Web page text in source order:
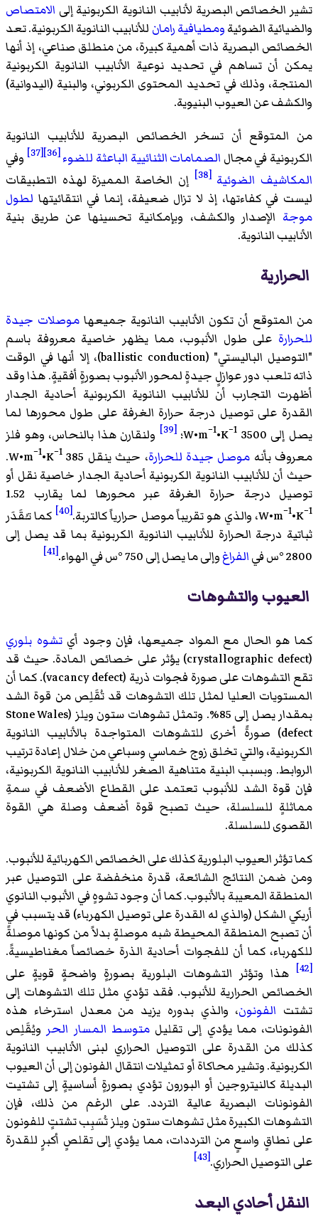
تشير الخصائص البصرية لأنابيب النانوية الكربونية إلى الامتصاص
والضيائية الضوئيةومطيافية رامان للأنابيب النانوية الكربونية. تعد
الخصائص البصرية ذات أهمية كبيرة، من منطلق صناعي، إذ أنها
يمكن أن تساهم في تحديد نوعية الأنابيب النانوية الكربونية
المنتجة، وذلك في تحديد المحتوى الكربوني، والبنية (اليدوانية)
والكشف عن العيوب البنيوية.
من المتوقع أن تسخر الخصائص البصرية للأنابيب النانوية
الكربونية في مجال الصمامات الثنائيية الباعثة للضوء [36]
[37]
وفي
المكاشيف الضوئية [38]
إن الخاصة المميزة لهذه التطبيقات
ليست في كفاءتها، إذ لا تزال ضعيفة، إنما في انتقائيتها لطول
موجة الإصدار والكشف، وبإمكانية تحسينها عن طريق بنية
الأنابيب النانوية.
الحرارية
من المتوقع أن تكون الأنابيب النانوية جميعها موصلات جيدة
للحرارة على طول الأنبوب، مما يظهر خاصية معروفة باسم
"التوصيل الباليستي" (
ballistic conduction)‏، إلا أنها في الوقت
ذاته تلعب دور عوازلٍ جيدةٍ لمحور الأنبوب بصورةٍ أفقيةٍ. هذا وقد
أظهرت التجارب أن للأنابيب النانوية الكربونية أحادية الجدار
القدرة على توصيل درجة حرارة الغرفة على طول محورها لما
يصل إلى 3500 W•m
−1•K−1 ؛[39]
ولنقارن هذا بالنحاس، وهو فلز
معروف بأنه موصل جيدة للحرارة، حيث ينقل 385 W•m −1•K−1
.
حيث أن للأنابيب النانوية الكربونية أحادية الجدار خاصية نقل أو
توصيل درجة حرارة الغرفة عبر محورها لما يقارب 1.52
W•m−1•K−1 ، والذي هو تقريباً موصل حرارياً كالتربة.[40]
كما تـُقَدَر
ثباتية درجة الحرارة للأنابيب النانوية الكربونية بما قد يصل إلى
2800 °س في
الفراغوإلى ما يصل إلى 750 °س في الهواء. [41]
العيوب والتشوهات
كما هو الحال مع المواد جميعها، فإن وجود أيتشوه بلوري
(
crystallographic defect)‏ يؤثر على خصائص المادة. حيث قد
تقع التشوهات على صورة فجوات ذرية (
vacancy defect)‏. كما أن
المستويات العليا لمثل تلك التشوهات قد تُقَلِص من قوة الشد
بمقدار يصل إلى 85%. وتمثل
تشوهات ستون ويلز (
Stone Wales
defect)‏ صورةً أخرى للتشوهات المتواجدة بالأنابيب النانوية
الكربونية، والتي تخلق زوج خماسي وسباعي من خلال إعادة ترتيب
الروابط. وبسبب البنية متناهية الصغر للأنابيب النانوية الكربونية،
فإن قوة الشد للأنبوب تعتمد على القطاع الأضعف في سمةِ
مماثلةٍ للسلسلة، حيث تصبح قوة أضعف وصلة هي القوة
القصوى للسلسلة.
كما تؤثر العيوب البلورية كذلك على الخصائص الكهربائية للأنبوب.
ومن ضمن النتائج الشائعة، قدرة منخفضة على التوصيل عبر
المنطقة المعيبة بالأنبوب. كما أن وجود تشوهٍ في الأنبوب النانوي
أريكي الشكل (والذي له القدرة على توصيل الكهرباء) قد يتسبب في
أن تصبح المنطقة المحيطة شبه موصلةٍ بدلاً من كونها موصلةً
للكهرباء، كما أن للفجوات أحادية الذرة خصائصاً مغناطيسيةً.
[42]
هذا وتؤثر التشوهات البلورية بصورةٍ واضحةٍ قويةٍ على
الخصائص الحرارية للأنبوب. فقد تؤدي مثل تلك التشوهات إلى
تشتت الفونون، والذي بدوره يزيد من معدل استرخاء هذه
الفونونات، مما يؤدي إلى تقليلمتوسط المسار الحر ويُقَلِص
كذلك من القدرة على التوصيل الحراري لبنى الأنابيب النانوية
الكربونية. وتشير محاكاة أو تمثيلات انتقال الفونون إلى أن العيوب
البديلة كالنيتروجين أو البورون تؤدي بصورةٍ أساسيةٍ إلى تشتيت
الفونونات البصرية عالية التردد. على الرغم من ذلك، فإن
التشوهات الكبيرة مثلتشوهات ستون ويلزتُسَبِب تشتتٍ للفونون
على نطاقٍ واسعٍ من الترددات، مما يؤدي إلى تقلصٍ أكبرٍ للقدرة
على التوصيل الحراري.[43]
النقل أحادي البعد